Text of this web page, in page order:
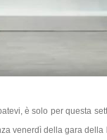
è solo per questa
venerdì della gara della